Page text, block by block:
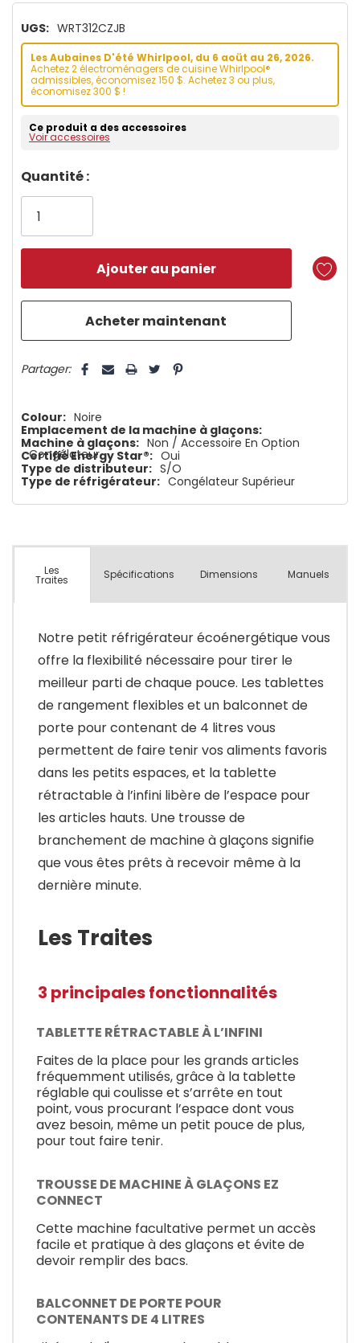
UGS: WRT312CZJB
Les Aubaines D'été Whirlpool, du 6 aoüt au 26, 2026.
Achetez 2 électroménagers de cuisine Whirlpool®
admissibles, économisez 150 $. Achetez 3 ou plus,
économisez 300 $ !
Ce produit a des accessoires
Voir accessoires
Dépêchez-
vous!
plus
Quantité :
Partager:
Colour: Noire
Emplacement de la machine à glaçons:
Congélateur
Machine à glaçons: Non / Accessoire En Option
Certifié Energy Star®: Oui
Type de distributeur: S/O
Type de réfrigérateur: Congélateur Supérieur
Les
Traites Spécifications Dimensions Manuels
Notre petit réfrigérateur écoénergétique vous
offre la flexibilité nécessaire pour tirer le
meilleur parti de chaque pouce. Les tablettes
de rangement flexibles et un balconnet de
porte pour contenant de 4 litres vous
permettent de faire tenir vos aliments favoris
dans les petits espaces, et la tablette
rétractable à l’infini libère de l’espace pour
les articles hauts. Une trousse de
branchement de machine à glaçons signifie
que vous êtes prêts à recevoir même à la
dernière minute.
Les Traites
3 principales fonctionnalités
TABLETTE RÉTRACTABLE À L’INFINI
Faites de la place pour les grands articles
fréquemment utilisés, grâce à la tablette
réglable qui coulisse et s’arrête en tout
point, vous procurant l’espace dont vous
avez besoin, même un petit pouce de plus,
pour tout faire tenir.
TROUSSE DE MACHINE À GLAÇONS EZ
CONNECT
Cette machine facultative permet un accès
facile et pratique à des glaçons et évite de
devoir remplir des bacs.
BALCONNET DE PORTE POUR
CONTENANTS DE 4 LITRES